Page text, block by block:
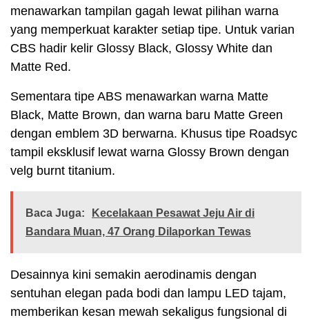
menawarkan tampilan gagah lewat pilihan warna
yang memperkuat karakter setiap tipe. Untuk varian
CBS hadir kelir Glossy Black, Glossy White dan
Matte Red.
Sementara tipe ABS menawarkan warna Matte
Black, Matte Brown, dan warna baru Matte Green
dengan emblem 3D berwarna. Khusus tipe Roadsyc
tampil eksklusif lewat warna Glossy Brown dengan
velg burnt titanium.
Baca Juga:
Kecelakaan Pesawat Jeju Air di
Bandara Muan, 47 Orang Dilaporkan Tewas
Desainnya kini semakin aerodinamis dengan
sentuhan elegan pada bodi dan lampu LED tajam,
memberikan kesan mewah sekaligus fungsional di